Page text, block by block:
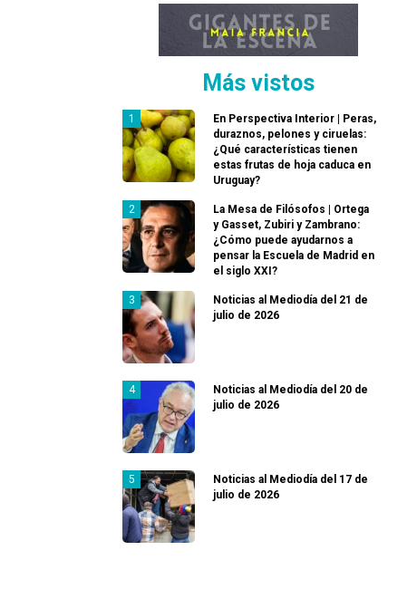
Más vistos
En Perspectiva Interior | Peras,
duraznos, pelones y ciruelas:
¿Qué características tienen
estas frutas de hoja caduca en
Uruguay?
La Mesa de Filósofos | Ortega
y Gasset, Zubiri y Zambrano:
¿Cómo puede ayudarnos a
pensar la Escuela de Madrid en
el siglo XXI?
Noticias al Mediodía del 21 de
julio de 2026
Noticias al Mediodía del 20 de
julio de 2026
Noticias al Mediodía del 17 de
julio de 2026